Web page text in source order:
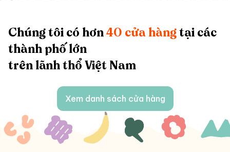
Chúng tôi có hơn 40 cửa hàng tại các
thành phố lớn
trên lãnh thổ Việt Nam
Xem danh sách cửa hàng